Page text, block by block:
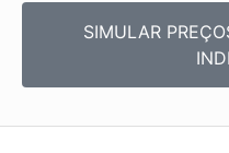
SIMULAR